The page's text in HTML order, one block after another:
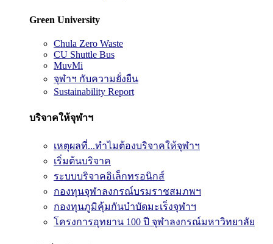
Green University
Chula Zero Waste
CU Shuttle Bus
MuvMi
จุฬาฯ กับความยั่งยืน
Sustainability Report
บริจาคให้จุฬาฯ
เหตุผลที่...ทำไมต้องบริจาคให้จุฬาฯ
เริ่มต้นบริจาค
ระบบบริจาคอิเล็กทรอนิกส์
กองทุนจุฬาลงกรณ์บรมราชสมภพฯ
กองทุนภูมิคุ้มกันบำบัดมะเร็งจุฬาฯ
โครงการอุทยาน 100 ปี จุฬาลงกรณ์มหาวิทยาลัย